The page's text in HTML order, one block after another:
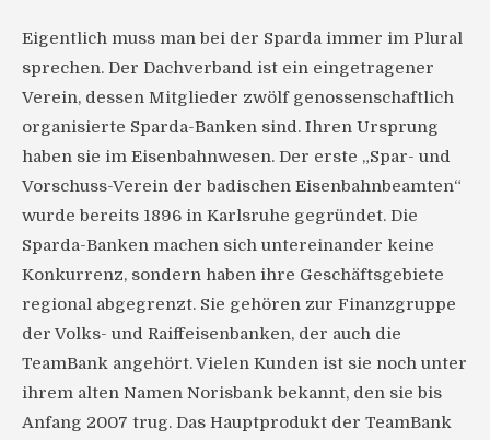
Eigentlich muss man bei der Sparda immer im Plural
sprechen. Der Dachverband ist ein eingetragener
Verein, dessen Mitglieder zwölf genossenschaftlich
organisierte Sparda-Banken sind. Ihren Ursprung
haben sie im Eisenbahnwesen. Der erste „Spar- und
Vorschuss-Verein der badischen Eisenbahnbeamten“
wurde bereits 1896 in Karlsruhe gegründet. Die
Sparda-Banken machen sich untereinander keine
Konkurrenz, sondern haben ihre Geschäftsgebiete
regional abgegrenzt. Sie gehören zur Finanzgruppe
der Volks- und Raiffeisenbanken, der auch die
TeamBank angehört. Vielen Kunden ist sie noch unter
ihrem alten Namen Norisbank bekannt, den sie bis
Anfang 2007 trug. Das Hauptprodukt der TeamBank